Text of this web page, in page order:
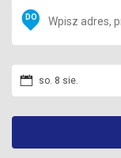
DO
so. 8 sie.